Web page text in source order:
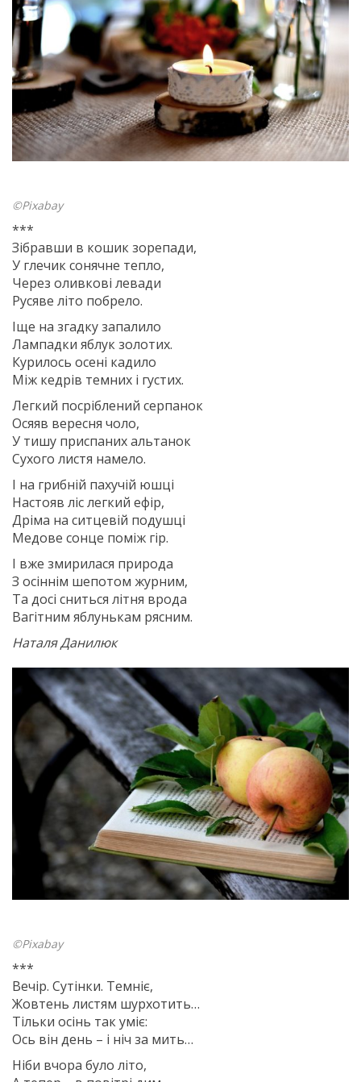
©Pixabay
***
Зібравши в кошик зорепади,
У глечик сонячне тепло,
Через оливкові левади
Русяве літо побрело.
Іще на згадку запалило
Лампадки яблук золотих.
Курилось осені кадило
Між кедрів темних і густих.
Легкий посріблений серпанок
Осяяв вересня чоло,
У тишу приспаних альтанок
Сухого листя намело.
І на грибній пахучій юшці
Настояв ліс легкий ефір,
Дріма на ситцевій подушці
Медове сонце поміж гір.
І вже змирилася природа
З осіннім шепотом журним,
Та досі сниться літня врода
Вагітним яблунькам рясним.
Наталя Данилюк
©Pixabay
***
Вечір. Сутінки. Темніє,
Жовтень листям шурхотить…
Тільки осінь так уміє:
Ось він день – і ніч за мить…
Ніби вчора було літо,